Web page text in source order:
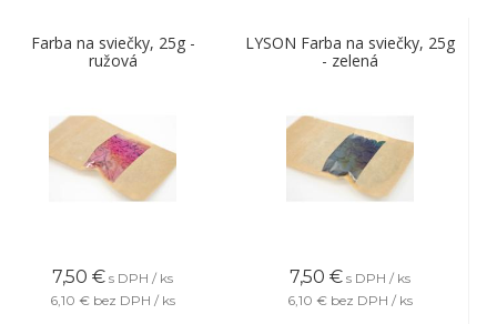
Farba na sviečky, 25g -
ružová
7,50 € s DPH / ks
6,10 € bez DPH / ks
LYSON Farba na sviečky, 25g
- zelená
7,50 € s DPH / ks
6,10 € bez DPH / ks